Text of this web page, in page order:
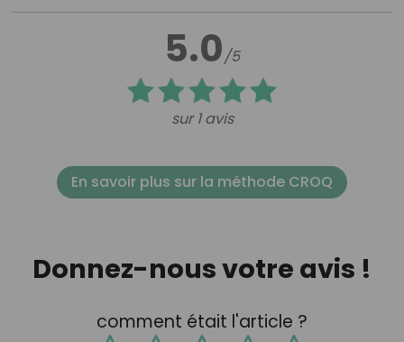
5.0/5
sur 1 avis
En savoir plus sur la méthode CROQ
Donnez-nous votre avis !
comment était l'article ?